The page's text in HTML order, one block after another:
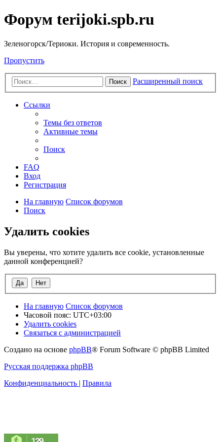
Форум terijoki.spb.ru
Зеленогорск/Териоки. История и современность.
Пропустить
Поиск Расширенный поиск
Ссылки
Темы без ответов
Активные темы
Поиск
FAQ
Вход
Регистрация
На главную Список форумов
Поиск
Удалить cookies
Вы уверены, что хотите удалить все cookie, установленные
данной конференцией?
На главную Список форумов
Часовой пояс: UTC+03:00
Удалить cookies
Связаться с администрацией
Создано на основе phpBB® Forum Software © phpBB Limited
Русская поддержка phpBB
Конфиденциальность | Правила